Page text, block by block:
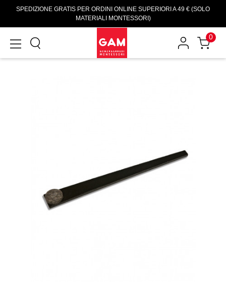
SPEDIZIONE GRATIS PER ORDINI ONLINE SUPERIORI A 49 € (SOLO
MATERIALI MONTESSORI)
0